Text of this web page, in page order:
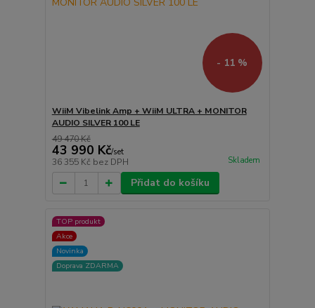
- 11 %
WiiM Vibelink Amp + WiiM ULTRA + MONITOR
AUDIO SILVER 100 LE
49 470 Kč
43 990 Kč/set
36 355 Kč bez DPH Skladem
Přidat do košíku
TOP produkt
Akce
Novinka
Doprava ZDARMA